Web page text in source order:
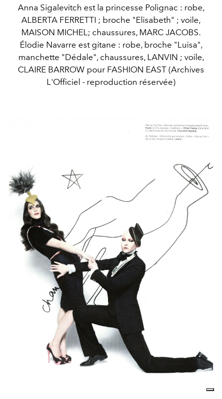
Anna Sigalevitch est la princesse Polignac : robe,
ALBERTA FERRETTI ; broche "Elisabeth" ; voile,
MAISON MICHEL; chaussures, MARC JACOBS.
Élodie Navarre est gitane : robe, broche "Luisa",
manchette "Dédale", chaussures, LANVIN ; voile,
CLAIRE BARROW pour FASHION EAST (Archives
L'Officiel - reproduction réservée)